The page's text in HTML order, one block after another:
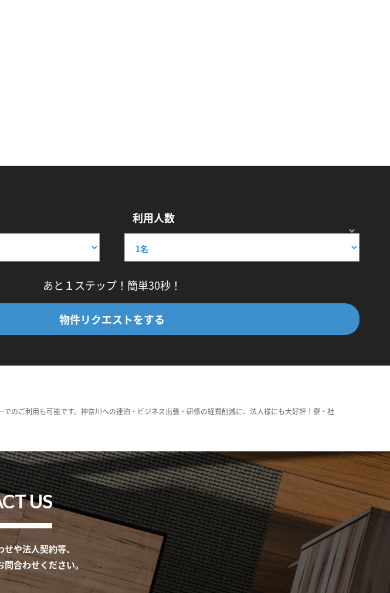
利用人数
あと１ステップ！簡単30秒！
物件リクエストをする
のご利用も可能です。神奈川への連泊・ビジネス出張・研修の経費削減に、法人様にも大好評！寮・社
US
や法人契約等、
合わせください。